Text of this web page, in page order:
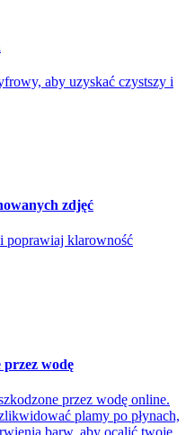
aby uzyskać czystszy i
zdjęć
poprawiaj klarowność
przez wodę
przez wodę online.
plamy po płynach,
barw, aby ocalić twoje